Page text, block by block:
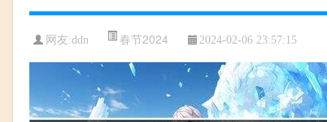
网友:ddn 春节2024 2024-02-06 23:57:15